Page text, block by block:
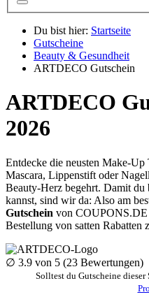
Du bist hier: Startseite
Gutscheine
Beauty & Gesundheit
ARTDECO Gutschein
ARTDECO
2026
Entdecke die neusten Make-
Mascara, Lippenstift oder
Beauty-Herz begehrt. Damit du
kannst, sind wir da: Also am
Gutschein von COUPONS.DE
Bestellung von satten Rabatten
∅ 3.9 von 5 (23 Bewertungen)
Solltest du Gutscheine dieser